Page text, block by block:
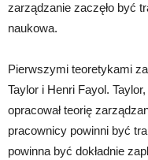
zarządzanie zaczęło być
naukowa.
Pierwszymi teoretykami
Taylor i Henri Fayol.
opracował teorię
pracownicy powinni być
powinna być dokładnie